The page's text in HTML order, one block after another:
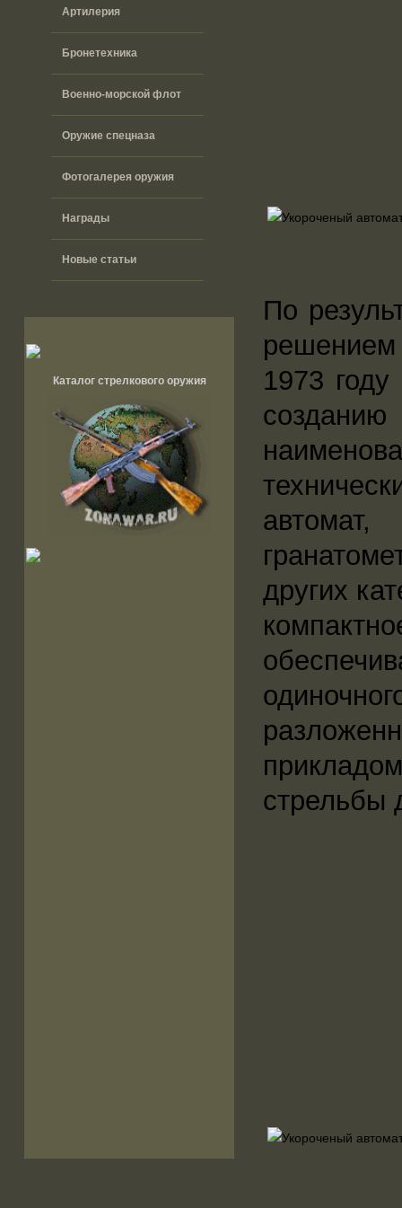
Артилерия
Бронетехника
Военно-морской флот
Оружие спецназа
Фотогалерея оружия
Награды
Новые статьи
Каталог стрелкового оружия
По
решением
1973
созданию
других
стрельбы